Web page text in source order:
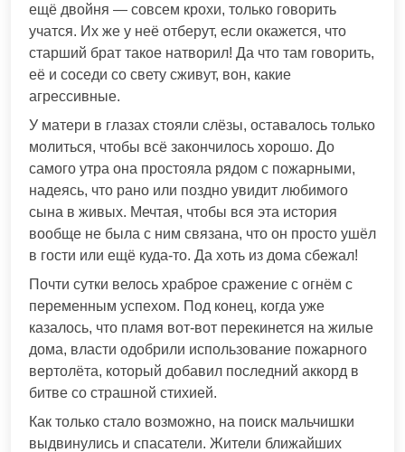
ещё двойня — совсем крохи, только говорить
учатся. Их же у неё отберут, если окажется, что
старший брат такое натворил! Да что там говорить,
её и соседи со свету сживут, вон, какие
агрессивные.
У матери в глазах стояли слёзы, оставалось только
молиться, чтобы всё закончилось хорошо. До
самого утра она простояла рядом с пожарными,
надеясь, что рано или поздно увидит любимого
сына в живых. Мечтая, чтобы вся эта история
вообще не была с ним связана, что он просто ушёл
в гости или ещё куда-то. Да хоть из дома сбежал!
Почти сутки велось храброе сражение с огнём с
переменным успехом. Под конец, когда уже
казалось, что пламя вот-вот перекинется на жилые
дома, власти одобрили использование пожарного
вертолёта, который добавил последний аккорд в
битве со страшной стихией.
Как только стало возможно, на поиск мальчишки
выдвинулись и спасатели. Жители ближайших